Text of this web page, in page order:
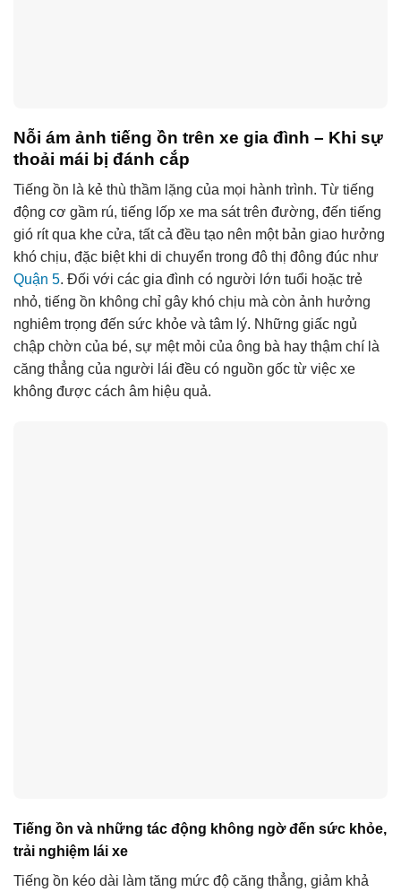
Nỗi ám ảnh tiếng ồn trên xe gia đình – Khi sự
thoải mái bị đánh cắp
Tiếng ồn là kẻ thù thầm lặng của mọi hành trình. Từ tiếng
động cơ gầm rú, tiếng lốp xe ma sát trên đường, đến tiếng
gió rít qua khe cửa, tất cả đều tạo nên một bản giao hưởng
khó chịu, đặc biệt khi di chuyển trong đô thị đông đúc như
Quận 5. Đối với các gia đình có người lớn tuổi hoặc trẻ
nhỏ, tiếng ồn không chỉ gây khó chịu mà còn ảnh hưởng
nghiêm trọng đến sức khỏe và tâm lý. Những giấc ngủ
chập chờn của bé, sự mệt mỏi của ông bà hay thậm chí là
căng thẳng của người lái đều có nguồn gốc từ việc xe
không được cách âm hiệu quả.
Tiếng ồn và những tác động không ngờ đến sức khỏe,
trải nghiệm lái xe
Tiếng ồn kéo dài làm tăng mức độ căng thẳng, giảm khả